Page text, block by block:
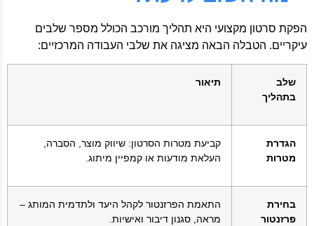
הפקת סרטון מקצועי היא תהליך מורכב הכולל מספר שלבים
עיקריים. הטבלה הבאה מציגה את שלבי העבודה המרכזיים:
שלב
בתהליך
תיאור
הגדרת
מטרות
קביעת מטרות הסרטון: שיווק מוצר, הסברה,
העלאת מודעות או קמפיין מיתוג.
בחירת
פרזנטור
התאמת הפרזנטור לקהל היעד ולתדמית המותג –
מראה, סגנון דיבור ואישיות.